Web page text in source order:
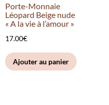
Porte-Monnaie
Léopard Beige nude
« A la vie à l’amour »
17.00€
Ajouter au panier